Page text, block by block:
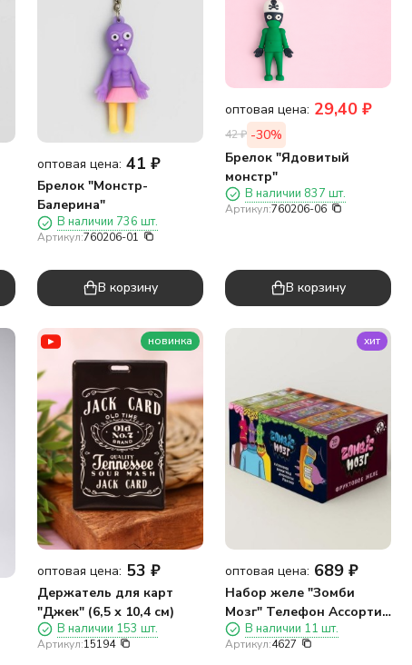
оптовая цена: 41 ₽
Брелок "Монстр-
Балерина"
В наличии 736 шт.
Артикул:760206-01
В корзину
оптовая цена: 29,40 ₽
42₽ -30%
Брелок "Ядовитый
монстр"
В наличии 837 шт.
Артикул:760206-06
В корзину
новинка
оптовая цена: 53 ₽
Держатель для карт
"Джек" (6,5 х 10,4 см)
В наличии 153 шт.
Артикул:15194
хит
оптовая цена: 689 ₽
Набор желе "Зомби
Мозг" Телефон Ассорти
вкусов (шоубокс - 30 шт)
В наличии 11 шт.
Артикул:4627